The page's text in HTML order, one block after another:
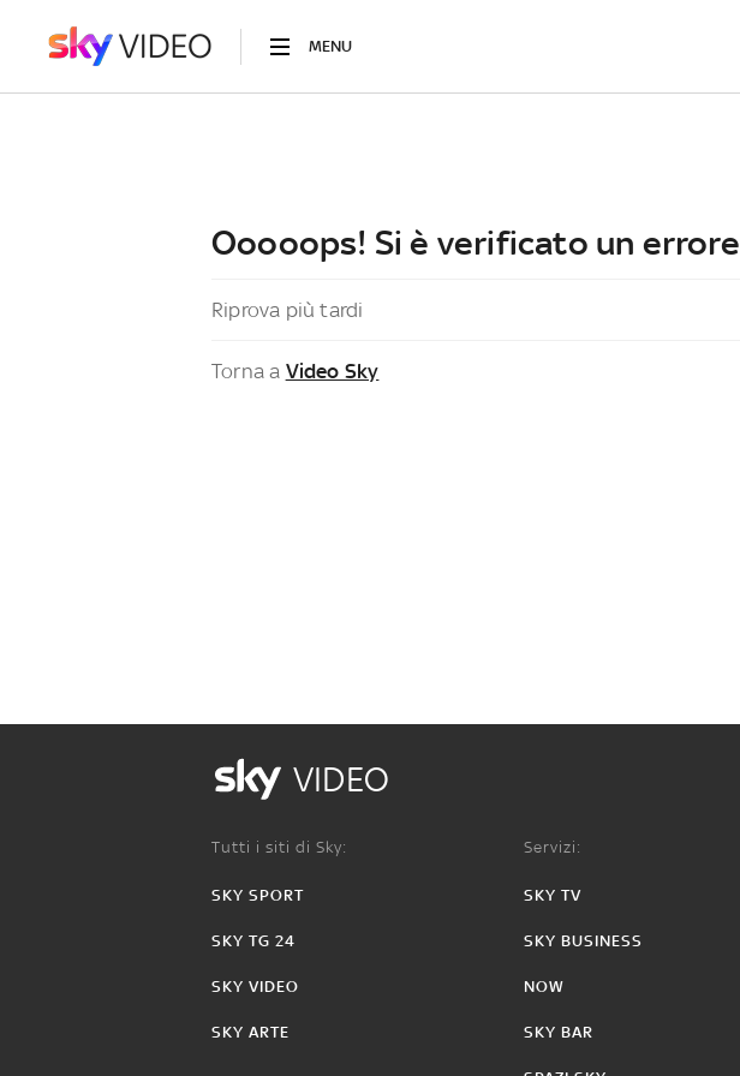
MENU
Ooooops! Si è verificato un errore
Riprova più tardi
Torna a Video Sky
VIDEO
Tutti i siti di Sky:
SKY SPORT
SKY TG 24
SKY VIDEO
SKY ARTE
Servizi:
SKY TV
SKY BUSINESS
NOW
SKY BAR